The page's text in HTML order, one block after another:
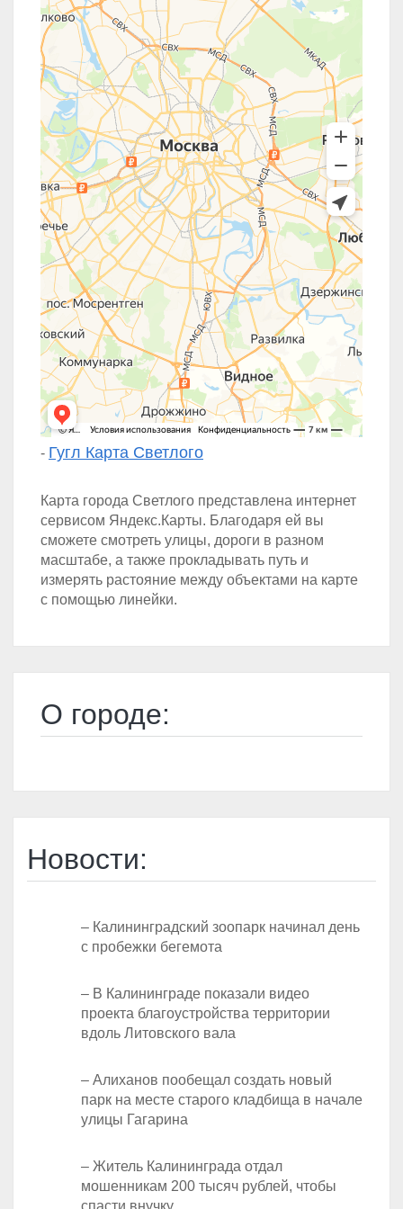
- Гугл Карта Светлого
Карта города Светлого представлена интернет
сервисом Яндекс.Карты. Благодаря ей вы
сможете смотреть улицы, дороги в разном
масштабе, а также прокладывать путь и
измерять растояние между объектами на карте
с помощью линейки.
О городе:
Новости:
– Калининградский зоопарк начинал день
с пробежки бегемота
– В Калининграде показали видео
проекта благоустройства территории
вдоль Литовского вала
– Алиханов пообещал создать новый
парк на месте старого кладбища в начале
улицы Гагарина
– Житель Калининграда отдал
мошенникам 200 тысяч рублей, чтобы
спасти внучку